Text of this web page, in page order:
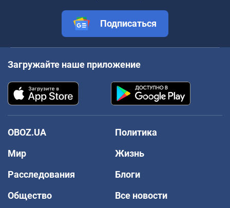
Подписаться
Загружайте наше приложение
OBOZ.UA
Политика
Мир
Жизнь
Расследования
Блоги
Общество
Все новости